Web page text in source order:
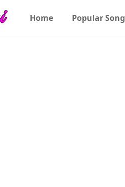
Home Popular Song